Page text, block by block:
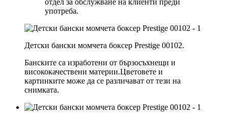
употреба.
Детски бански момчета боксер Prestige 00102.
Банските са изработени от бързосъхнещи и
висококачествени материи.Цветовете и
картинките може да се различават от тези на
снимката.